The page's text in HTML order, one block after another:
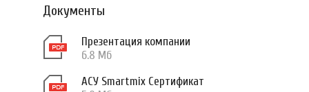
Документы
Презентация компании
6.8 Мб
АСУ Smartmix Сертификат